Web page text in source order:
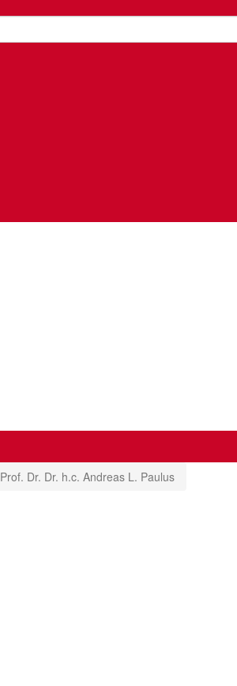
Prof. Dr. Dr. h.c. Andreas L. Paulus